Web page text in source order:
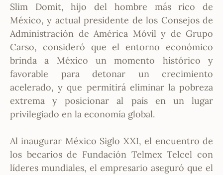
Slim Domit, hijo del hombre más rico de
México, y actual presidente de los Consejos de
Administración de América Móvil y de Grupo
Carso, consideró que el entorno económico
brinda a México un momento histórico y
favorable para detonar un crecimiento
acelerado, y que permitirá eliminar la pobreza
extrema y posicionar al país en un lugar
privilegiado en la economía global.
Al inaugurar México Siglo XXI, el encuentro de
los becarios de Fundación Telmex Telcel con
líderes mundiales, el empresario aseguró que el